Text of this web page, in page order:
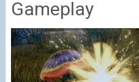
Gameplay